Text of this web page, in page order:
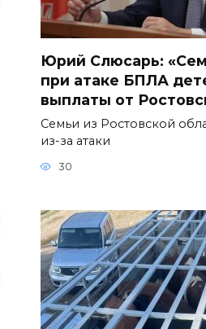
Юрий Слюсарь:
при атаке БПЛА
выплаты от
Семьи из Ростовской
из-за атаки
30